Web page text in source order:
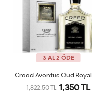
3 AL 2 ÖDE
1,822.50 TL 1,350 TL